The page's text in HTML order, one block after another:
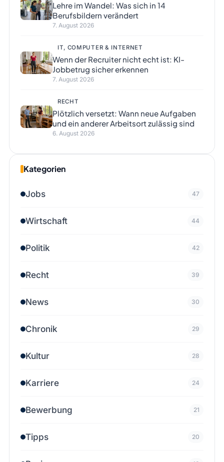
Lehre im Wandel: Was sich in 14
Berufsbildern verändert
7. August 2026
IT, COMPUTER & INTERNET
Wenn der Recruiter nicht echt ist: KI-
Jobbetrug sicher erkennen
7. August 2026
RECHT
Plötzlich versetzt: Wann neue Aufgaben
und ein anderer Arbeitsort zulässig sind
6. August 2026
Kategorien
Jobs 47
Wirtschaft 44
Politik 42
Recht 39
News 30
Chronik 29
Kultur 28
Karriere 24
Bewerbung 21
Tipps 20